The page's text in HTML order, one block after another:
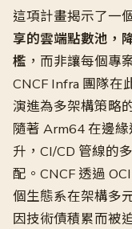
這項計畫揭示了一
享的雲端點數池，
檻 ，而非讓每個專
CNCF Infra 團隊在
演進為多架構策略
隨著 Arm64 在邊
升，CI/CD 管線的
配。CNCF 透過
個生態系在架構多
因技術債積累而被